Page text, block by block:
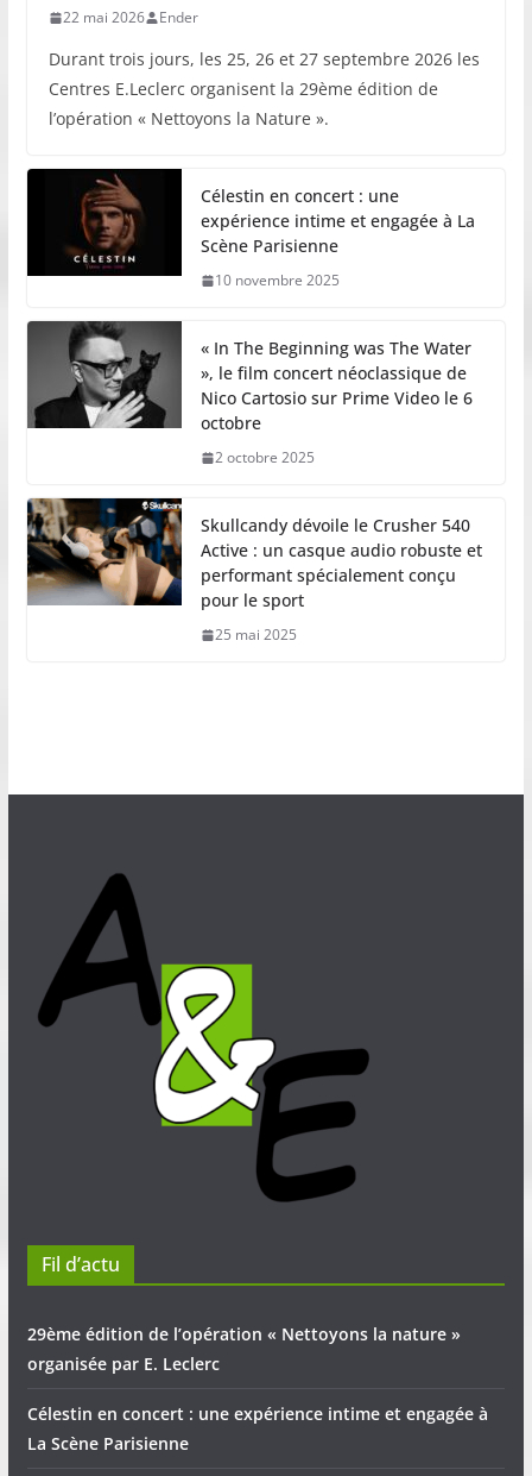
22 mai 2026 Ender
Durant trois jours, les 25, 26 et 27 septembre 2026 les
Centres E.Leclerc organisent la 29ème édition de
l’opération « Nettoyons la Nature ».
Célestin en concert : une
expérience intime et engagée à La
Scène Parisienne
10 novembre 2025
« In The Beginning was The Water
», le film concert néoclassique de
Nico Cartosio sur Prime Video le 6
octobre
2 octobre 2025
Skullcandy dévoile le Crusher 540
Active : un casque audio robuste et
performant spécialement conçu
pour le sport
25 mai 2025
Fil d’actu
29ème édition de l’opération « Nettoyons la nature »
organisée par E. Leclerc
Célestin en concert : une expérience intime et engagée à
La Scène Parisienne